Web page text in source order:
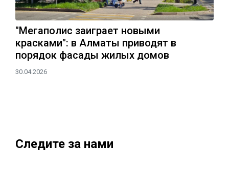
"Мегаполис заиграет новыми
красками": в Алматы приводят в
порядок фасады жилых домов
30.04.2026
Следите за нами